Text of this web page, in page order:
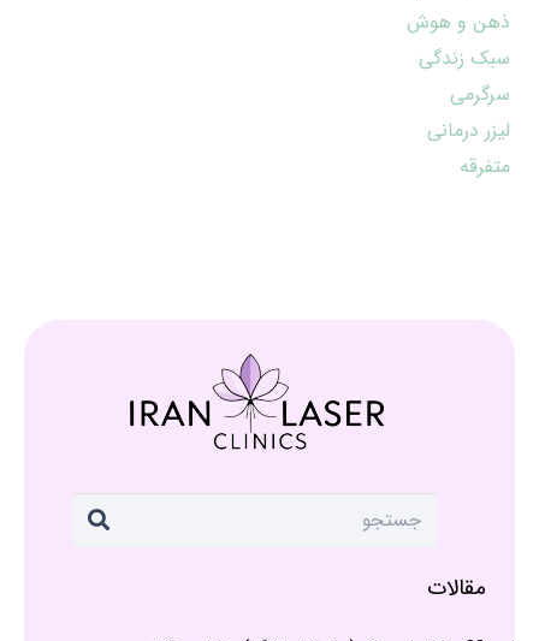
ذهن و هوش
سبک زندگی
سرگرمی
لیزر درمانی
متفرقه
مقالات